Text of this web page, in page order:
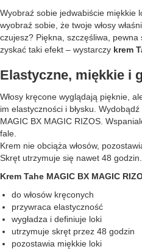
Wyobraź sobie jedwabiście miękkie
wyobraź sobie, że twoje włosy
czujesz? Piękna, szczęśliwa,
zyskać taki efekt – wystarczy krem
Elastyczne, miękkie i
Włosy kręcone wyglądają pięknie,
im elastyczności i błysku.
MAGIC BX MAGIC RIZOS.
fale.
Krem nie obciąża włosów,
Skręt utrzymuje się nawet 48 godzin.
Krem Tahe MAGIC BX MAGIC
do włosów kręconych
przywraca elastyczność
wygładza i definiuje loki
utrzymuje skręt przez 48 godzin
pozostawia miękkie loki